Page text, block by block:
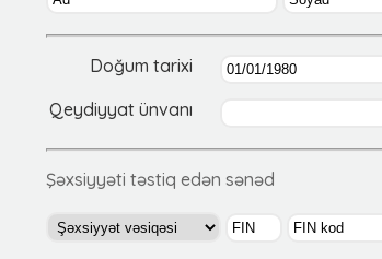
Doğum tarixi
Qeydiyyat ünvanı
Şəxsiyyəti təstiq edən sənəd